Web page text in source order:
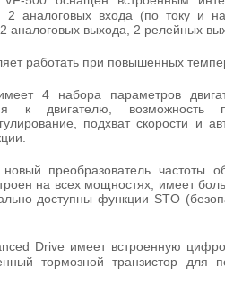
2 аналоговых входа (по току и
аналоговых выхода, 2 релейных
работать при повышенных
4 набора параметров
к двигателю, возможность
подхват скорости и
преобразователь частоты
на всех мощностях, имеет
доступны функции STO
Drive имеет встроенную
тормозной транзистор для